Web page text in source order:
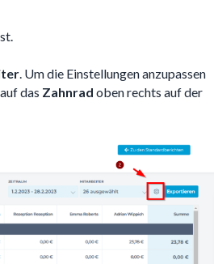
. Um die Einstellungen anzupassen
das Zahnrad oben rechts auf der